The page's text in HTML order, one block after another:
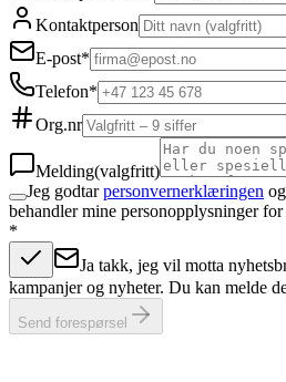
Kontaktperson
E-post*
Telefon*
Org.nr
Melding(valgfritt)
Jeg godtar personvernerklæringen
behandler mine personopplysninger
*
Ja takk, jeg vil motta
kampanjer og nyheter. Du kan melde
Send forespørsel